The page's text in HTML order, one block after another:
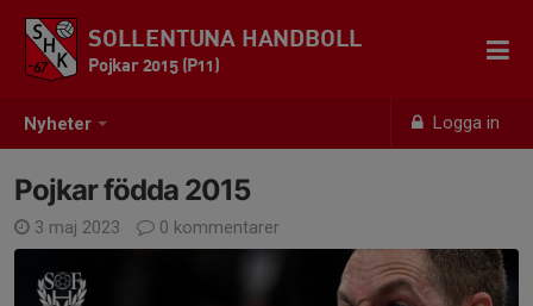
Nyheter Logga in
SOLLENTUNA HANDBOLL
Pojkar 2015 (P11)
Pojkar födda 2015
3 maj 2023 0 kommentarer